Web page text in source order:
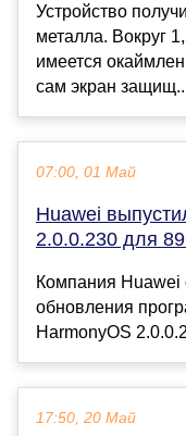
Устройство
металла. Вокруг
имеется
сам экран
07:00, 01 Май
Huawei
2.0.0.230 для 89
Компания Huawei
обновления
HarmonyOS
17:50, 20 Май